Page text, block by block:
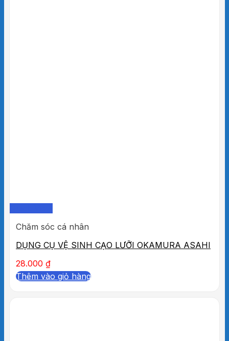
Chăm sóc cá nhân
DỤNG CỤ VỆ SINH CẠO LƯỠI OKAMURA ASAHI
28.000 ₫
Thêm vào giỏ hàng